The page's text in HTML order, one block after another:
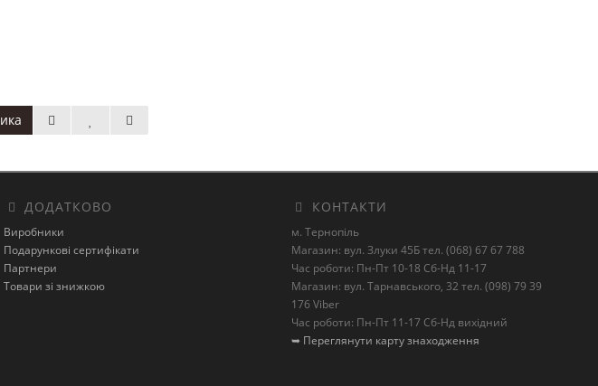
ДОДАТКОВО
Виробники
Подарункові сертифікати
Партнери
Товари зі знижкою
КОНТАКТИ
м. Тернопіль
Магазин: вул. Злуки 45Б тел. (068) 67 67 788
Час роботи: Пн-Пт 10-18 Сб-Нд 11-17
Магазин: вул. Тарнавського, 32 тел. (098) 79 39
176 Viber
Час роботи: Пн-Пт 11-17 Сб-Нд вихідний
➥ Переглянути карту знаходження